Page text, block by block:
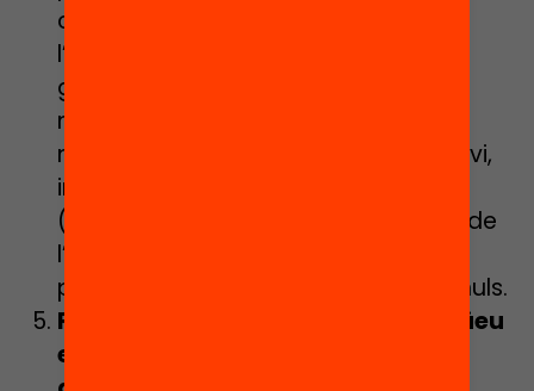
correcta. En aquest sentit, explicar
l’error concret sense fer servir frases
genèriques ni remetre només a la
norma general millora també
notablement l’aprenentatge. En canvi,
instruments com els de verificació
(correcte/incorrecte) o la repetició de
l’exercici fins que sigui correcte
plantegen impactes més reduïts o nuls.
Fugiu dels retorns genèrics, adeqüeu
el feedback a l‘alumnat a qui es